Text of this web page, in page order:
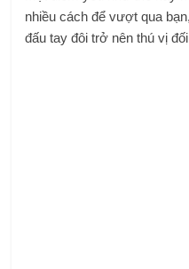
nhiều cách để vượt qua
đấu tay đôi trở nên thú vị